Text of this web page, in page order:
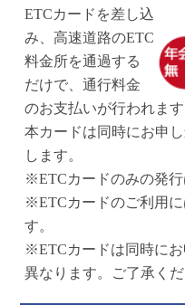
ETCカードを差し込
み、高速道路のETC
料金所を通過する
だけで、通行料金
のお支払いが行われます
本カードは同時にお申
します。
※ETCカードのみの発行
※ETCカードのご利用
す。
※ETCカードは同時に
異なります。ご了承くだ